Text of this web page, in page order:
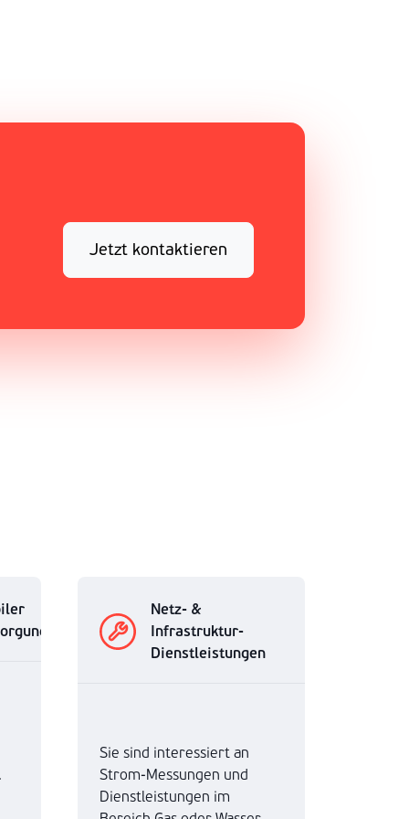
Jetzt kontaktieren
Netz- &
Infrastruktur-
Dienstleistungen
Sie sind interessiert an
Strom-Messungen und
Dienstleistungen im